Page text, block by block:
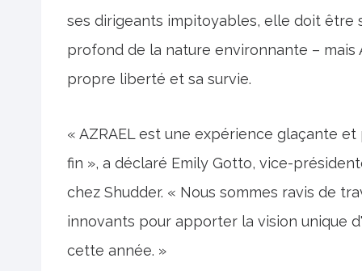
ses dirigeants impitoyables, elle doit être
profond de la nature environnante –
propre liberté et sa survie.
« AZRAEL est une expérience glaçante
fin », a déclaré Emily Gotto, vice-
chez Shudder. « Nous sommes ravis de
innovants pour apporter la vision unique
cette année. »